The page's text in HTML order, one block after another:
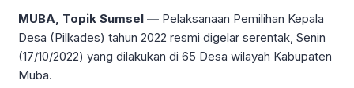
MUBA, Topik Sumsel — Pelaksanaan Pemilihan Kepala
Desa (Pilkades) tahun 2022 resmi digelar serentak, Senin
(17/10/2022) yang dilakukan di 65 Desa wilayah Kabupaten
Muba.